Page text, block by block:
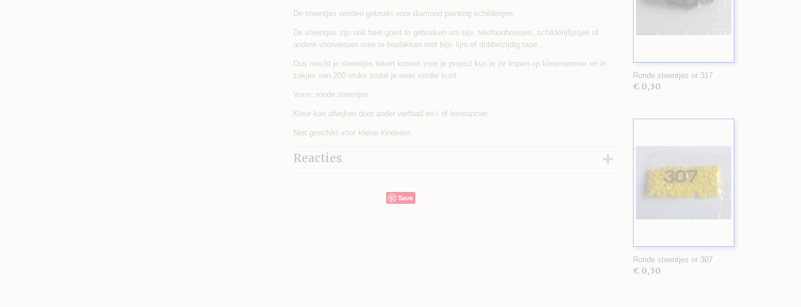
De steentjes worden gebruikt voor diamond painting schilderijen.
De steentjes zijn ook heel goed te gebruiken om bijv. telefoonhoesjes, schilderijlijstjes of
andere voorwerpen mee te beplakken met bijv. lijm of dubbelzijdig tape .
Dus mocht je steentjes tekort komen voor je project kun je ze kopen op kleurnummer en in
zakjes van 200 stuks zodat je weer verder kunt.
Vorm: ronde steentjes
Kleur kan afwijken door ander verfbad en / of leverancier.
Niet geschikt voor kleine kinderen.
Reacties
Save
Ronde steentjes nr 317
€ 0,30
Ronde steentjes nr 307
€ 0,30